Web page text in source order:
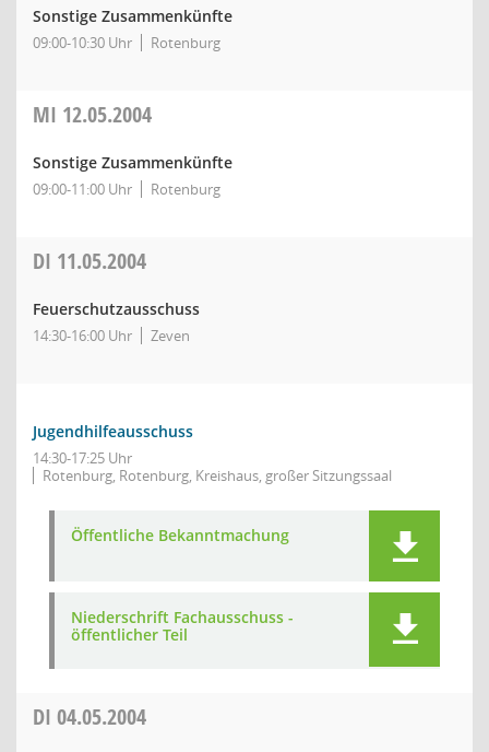
Sonstige Zusammenkünfte
09:00-10:30 Uhr Rotenburg
MI 12.05.2004
Sonstige Zusammenkünfte
09:00-11:00 Uhr Rotenburg
DI 11.05.2004
Feuerschutzausschuss
14:30-16:00 Uhr Zeven
Jugendhilfeausschuss
14:30-17:25 Uhr
Rotenburg, Rotenburg, Kreishaus, großer Sitzungssaal
Öffentliche Bekanntmachung
Niederschrift Fachausschuss -
öffentlicher Teil
DI 04.05.2004